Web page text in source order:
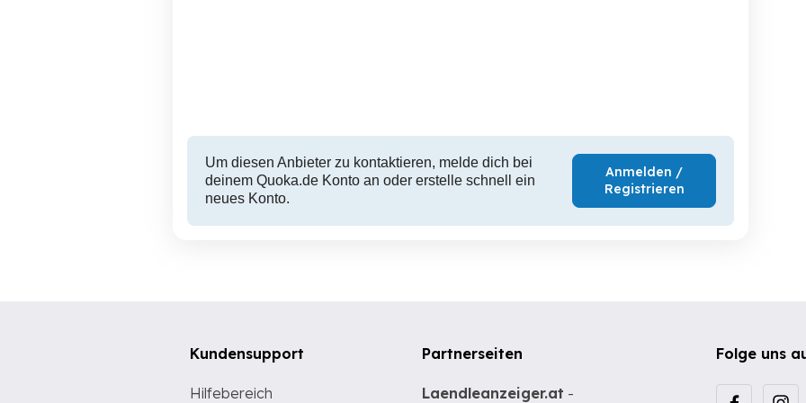
Um diesen Anbieter zu kontaktieren, melde dich bei
deinem Quoka.de Konto an oder erstelle schnell ein
neues Konto.
Anmelden /
Registrieren
Folge uns
Kundensupport
Hilfebereich
Partnerseiten
Laendleanzeiger.at -